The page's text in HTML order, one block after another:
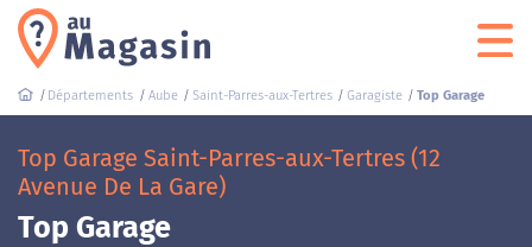
Départements Aube Saint-Parres-aux-Tertres Garagiste Top Garage
Top Garage Saint-Parres-aux-Tertres (12
Avenue De La Gare)
Top Garage